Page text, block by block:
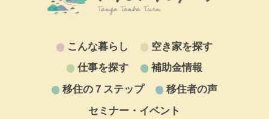
こんな暮らし
空き家を探す
仕事を探す
補助金情報
移住の７ステップ
移住者の声
セミナー・イベント